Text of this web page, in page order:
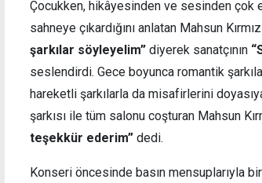
Çocukken, hikâyesinden ve sesinden
sahneye çıkardığını anlatan Mahsun
şarkılar söyleyelim” diyerek sanatçının
seslendirdi. Gece boyunca romantik
hareketli şarkılarla da misafirlerini
şarkısı ile tüm salonu coşturan Mahsun
teşekkür ederim” dedi.
Konseri öncesinde basın mensuplarıyla